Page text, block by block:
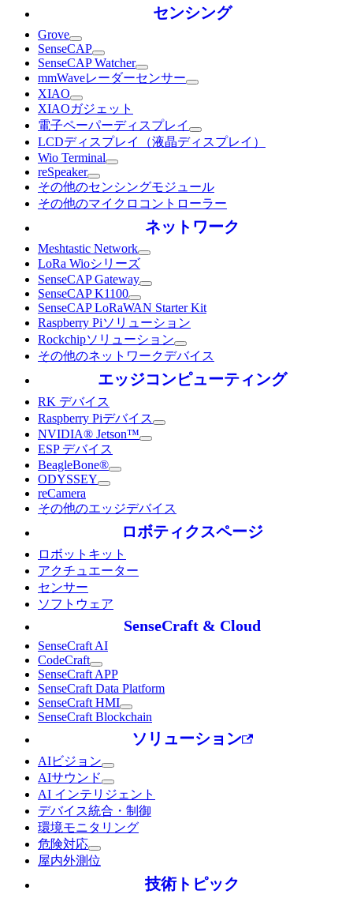
センシング
Grove
SenseCAP
SenseCAP Watcher
mmWaveレーダーセンサー
XIAO
XIAOガジェット
電子ペーパーディスプレイ
LCDディスプレイ（液晶ディスプレイ）
Wio Terminal
reSpeaker
その他のセンシングモジュール
その他のマイクロコントローラー
ネットワーク
Meshtastic Network
LoRa Wioシリーズ
SenseCAP Gateway
SenseCAP K1100
SenseCAP LoRaWAN Starter Kit
Raspberry Piソリューション
Rockchipソリューション
その他のネットワークデバイス
エッジコンピューティング
RK デバイス
Raspberry Piデバイス
NVIDIA® Jetson™
ESP デバイス
BeagleBone®
ODYSSEY
reCamera
その他のエッジデバイス
ロボティクスページ
ロボットキット
アクチュエーター
センサー
ソフトウェア
SenseCraft & Cloud
SenseCraft AI
CodeCraft
SenseCraft APP
SenseCraft Data Platform
SenseCraft HMI
SenseCraft Blockchain
ソリューション
AIビジョン
AIサウンド
AI インテリジェント
デバイス統合・制御
環境モニタリング
危険対応
屋内外測位
技術トピック